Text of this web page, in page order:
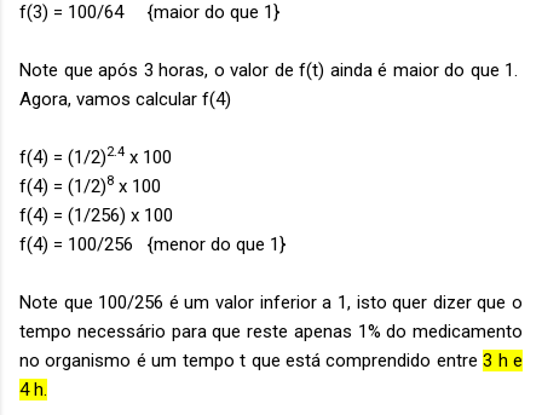
f(3) = 100/64 {maior do que 1}
Note que após 3 horas, o valor de f(t) ainda é maior do que 1.
Agora, vamos calcular f(4)
f(4) = (1/2)2.4 x 100
f(4) = (1/2)8 x 100
f(4) = (1/256) x 100
f(4) = 100/256 {menor do que 1}
Note que 100/256 é um valor inferior a 1, isto quer dizer que o
tempo necessário para que reste apenas 1% do medicamento
no organismo é um tempo t que está comprendido entre3 h e
4 h.